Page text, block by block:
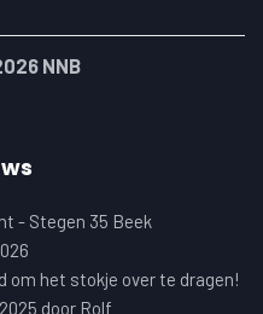
NNB
- Stegen 35 Beek
om het stokje over te dragen!
door Rolf